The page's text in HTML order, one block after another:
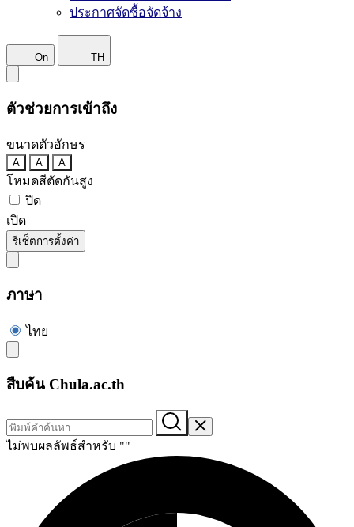
ประกาศจัดซื้อจัดจ้าง
On TH
ตัวช่วยการเข้าถึง
ขนาดตัวอักษร
A A A
โหมดสีตัดกันสูง
ปิด
เปิด
รีเซ็ตการตั้งค่า
ภาษา
ไทย
สืบค้น Chula.ac.th
ไม่พบผลลัพธ์สำหรับ ""